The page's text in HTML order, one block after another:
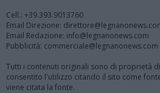
Cell.: +39.393.9013760
Email Direzione:
Email Redazione: info@legnanonews.com
Pubblicità: commerciale@legnanonews.com
Tutti i contenuti originali sono di proprietà
consentito l'utilizzo citando il sito come
viene citata la fonte.